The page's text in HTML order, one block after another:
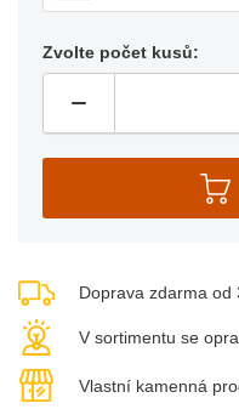
Zvolte počet kusů:
Doprava zdarma od
V sortimentu se
Vlastní kamenná